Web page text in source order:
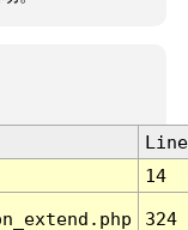
Line
14
324